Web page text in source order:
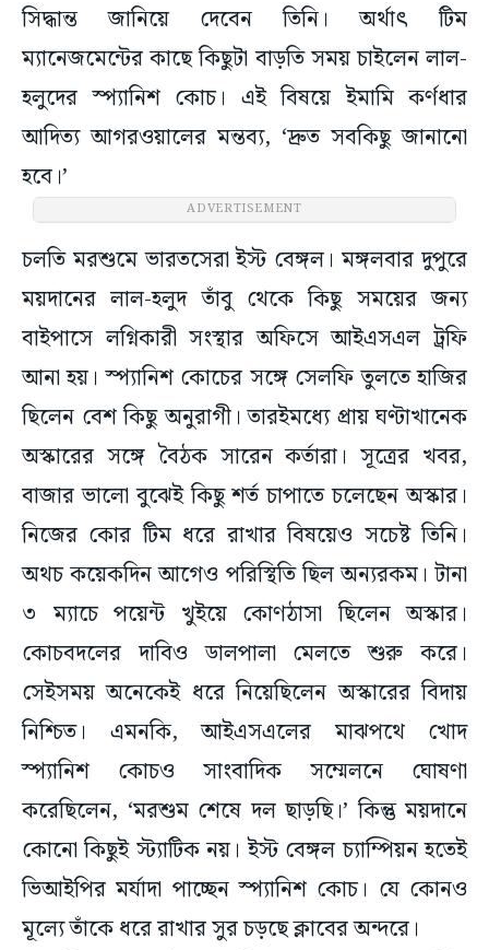
সিদ্ধান্ত জানিয়ে দেবেন তিনি। অর্থাৎ টিম
ম্যানেজমেন্টের কাছে কিছুটা বাড়তি সময় চাইলেন লাল-
হলুদের স্প্যানিশ কোচ। এই বিষয়ে ইমামি কর্ণধার
আদিত্য আগরওয়ালের মন্তব্য, ‘দ্রুত সবকিছু জানানো
হবে।’
ADVERTISEMENT
চলতি মরশুমে ভারতসেরা ইস্ট বেঙ্গল। মঙ্গলবার দুপুরে
ময়দানের লাল-হলুদ তাঁবু থেকে কিছু সময়ের জন্য
বাইপাসে লগ্নিকারী সংস্থার অফিসে আইএসএল ট্রফি
আনা হয়। স্প্যানিশ কোচের সঙ্গে সেলফি তুলতে হাজির
ছিলেন বেশ কিছু অনুরাগী। তারইমধ্যে প্রায় ঘণ্টাখানেক
অস্কারের সঙ্গে বৈঠক সারেন কর্তারা। সূত্রের খবর,
বাজার ভালো বুঝেই কিছু শর্ত চাপাতে চলেছেন অস্কার।
নিজের কোর টিম ধরে রাখার বিষয়েও সচেষ্ট তিনি।
অথচ কয়েকদিন আগেও পরিস্থিতি ছিল অন্যরকম। টানা
৩ ম্যাচে পয়েন্ট খুইয়ে কোণঠাসা ছিলেন অস্কার।
কোচবদলের দাবিও ডালপালা মেলতে শুরু করে।
সেইসময় অনেকেই ধরে নিয়েছিলেন অস্কারের বিদায়
নিশ্চিত। এমনকি, আইএসএলের মাঝপথে খোদ
স্প্যানিশ কোচও সাংবাদিক সম্মেলনে ঘোষণা
করেছিলেন, ‘মরশুম শেষে দল ছাড়ছি।’ কিন্তু ময়দানে
কোনো কিছুই স্ট্যাটিক নয়। ইস্ট বেঙ্গল চ্যাম্পিয়ন হতেই
ভিআইপির মর্যাদা পাচ্ছেন স্প্যানিশ কোচ। যে কোনও
মূল্যে তাঁকে ধরে রাখার সুর চড়ছে ক্লাবের অন্দরে।